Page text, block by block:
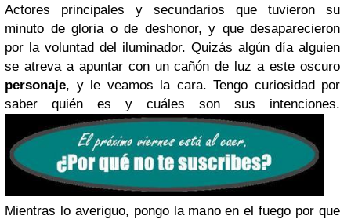
Actores principales y secundarios que tuvieron su
minuto de gloria o de deshonor, y que desaparecieron
por la voluntad del iluminador. Quizás algún día alguien
se atreva a apuntar con un cañón de luz a este oscuro
personaje, y le veamos la cara. Tengo curiosidad por
saber quién es y cuáles son sus intenciones.
Mientras lo averiguo, pongo la mano en el fuego por que